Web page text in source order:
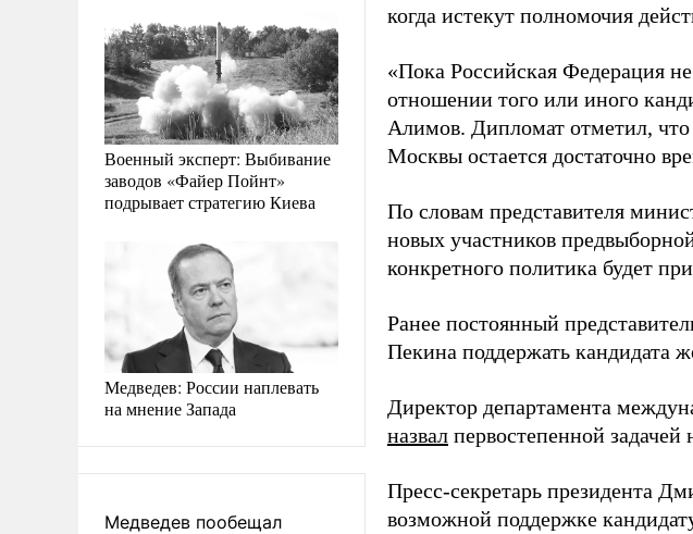
Военный эксперт: Выбивание
заводов «Файер Пойнт»
подрывает стратегию Киева
Медведев: России наплевать
на мнение Запада
Медведев пообещал
когда истекут полномочия
«Пока Российская Федерация
отношении того или иного
Алимов. Дипломат отметил,
Москвы остается достаточно
По словам представителя
новых участников
конкретного политика будет
Ранее постоянный
Пекина поддержать кандидата
Директор департамента
назвал первостепенной
Пресс-секретарь президента
возможной поддержке